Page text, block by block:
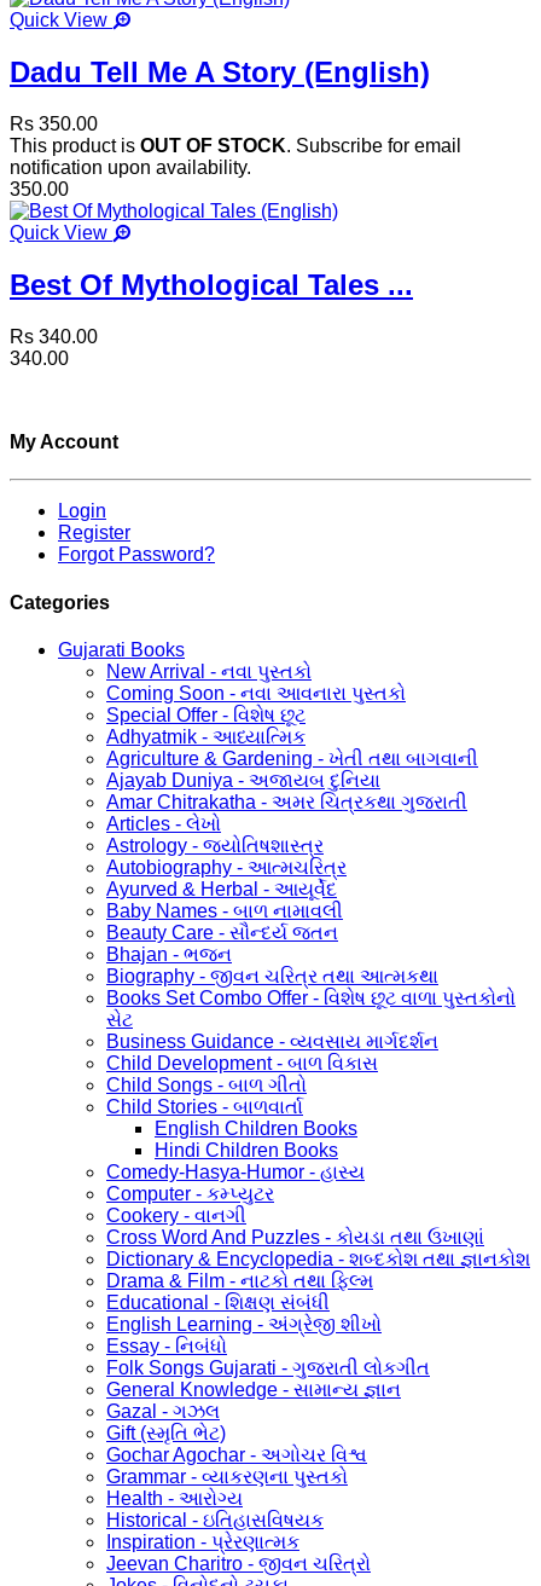
Quick View
Dadu Tell Me A Story (English)
Rs 350.00
This product is OUT OF STOCK. Subscribe for email
notification upon availability.
350.00
Quick View
Best Of Mythological Tales ...
Rs 340.00
340.00
My Account
Login
Register
Forgot Password?
Categories
Gujarati Books
New Arrival - નવા પુસ્તકો
Coming Soon - નવા આવનારા પુસ્તકો
Special Offer - વિશેષ છૂટ
Adhyatmik - આધ્યાત્મિક
Agriculture & Gardening - ખેતી તથા બાગવાની
Ajayab Duniya - અજાયબ દુનિયા
Amar Chitrakatha - અમર ચિત્રકથા ગુજરાતી
Articles - લેખો
Astrology - જ્યોતિષશાસ્ત્ર
Autobiography - આત્મચરિત્ર
Ayurved & Herbal - આયૂર્વેદ
Baby Names - બાળ નામાવલી
Beauty Care - સૌન્દર્ય જતન
Bhajan - ભજન
Biography - જીવન ચરિત્ર તથા આત્મકથા
Books Set Combo Offer - વિશેષ છૂટ વાળા પુસ્તકોનો
સેટ
Business Guidance - વ્યવસાય માર્ગદર્શન
Child Development - બાળ વિકાસ
Child Songs - બાળ ગીતો
Child Stories - બાળવાર્તા
English Children Books
Hindi Children Books
Comedy-Hasya-Humor - હાસ્ય
Computer - કમ્પ્યુટર
Cookery - વાનગી
Cross Word And Puzzles - કોયડા તથા ઉખાણાં
Dictionary & Encyclopedia - શબ્દકોશ તથા જ્ઞાનકોશ
Drama & Film - નાટકો તથા ફિલ્મ
Educational - શિક્ષણ સંબંધી
English Learning - અંગ્રેજી શીખો
Essay - નિબંધો
Folk Songs Gujarati - ગુજરાતી લોકગીત
General Knowledge - સામાન્ય જ્ઞાન
Gazal - ગઝલ
Gift (સ્મૃતિ ભેટ)
Gochar Agochar - અગોચર વિશ્વ
Grammar - વ્યાકરણના પુસ્તકો
Health - આરોગ્ય
Historical - ઇતિહાસવિષયક
Inspiration - પ્રેરણાત્મક
Jeevan Charitro - જીવન ચરિત્રો